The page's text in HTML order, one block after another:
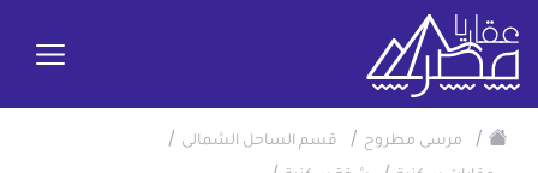
/ مرسى مطروح / قسم الساحل الشمالى /